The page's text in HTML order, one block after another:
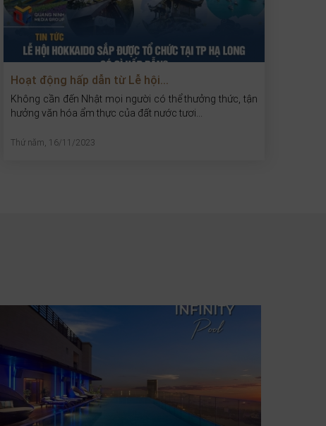
Hoạt động hấp dẫn từ Lễ hội...
Không cần đến Nhật mọi người có thể thưởng thức, tận
hưởng văn hóa ẩm thực của đất nước tươi...
Thứ năm, 16/11/2023